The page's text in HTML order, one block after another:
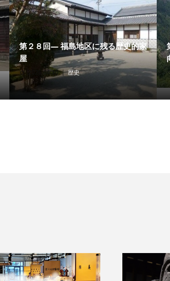
第２８回― 福島地区に残る歴史的家
屋
2026.04.10 歴史